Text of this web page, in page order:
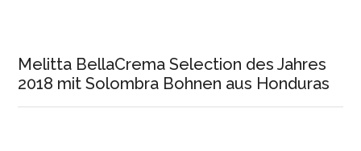
Melitta BellaCrema Selection des Jahres
2018 mit Solombra Bohnen aus Honduras